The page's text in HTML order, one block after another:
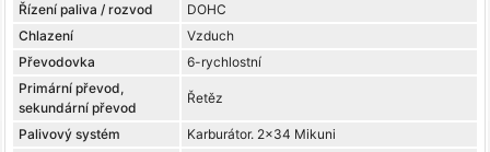
Řízení paliva / rozvod
DOHC
Chlazení
Vzduch
Převodovka
6-rychlostní
Primární převod,
sekundární převod
Řetěz
Palivový systém
Karburátor. 2x34 Mikuni